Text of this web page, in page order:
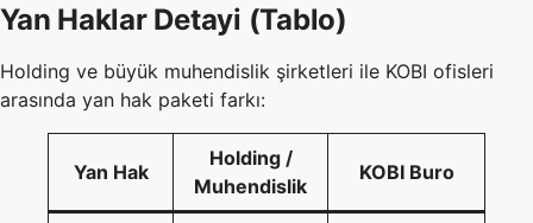
Yan Haklar Detayi (Tablo)
Holding ve büyük muhendislik şirketleri ile KOBI ofisleri
arasında yan hak paketi farkı:
Yan Hak
Holding /
Muhendislik
KOBI Buro